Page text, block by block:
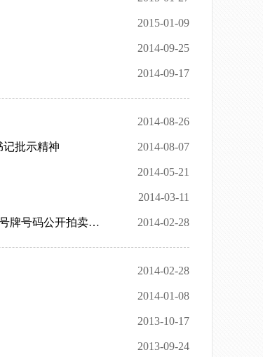
2015-01-09
2014-09-25
2014-09-17
2014-08-26
记批示精神 2014-08-07
2014-05-21
2014-03-11
县公共资源交易中心积极配合市公共资源交易中心组织宣传我市首次小型汽车号牌号码公开拍卖工作 2014-02-28
2014-02-28
2014-01-08
2013-10-17
2013-09-24